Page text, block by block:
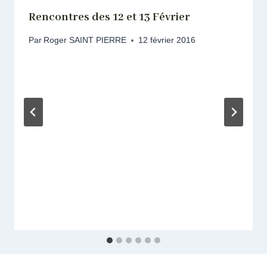
Rencontres des 12 et 13 Février
Par Roger SAINT PIERRE 12 février 2016